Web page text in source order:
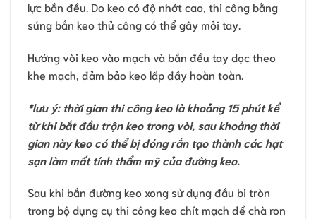
lực bắn đều. Do keo có độ nhớt cao, thi công bằng
súng bắn keo thủ công có thể gây mỏi tay.
Hướng vòi keo vào mạch và bắn đều tay dọc theo
khe mạch, đảm bảo keo lấp đầy hoàn toàn.
*lưu ý: thời gian thi công keo là khoảng 15 phút kể
từ khi bắt đầu trộn keo trong vòi, sau khoảng thời
gian này keo có thể bị đóng rắn tạo thành các hạt
sạn làm mất tính thẩm mỹ của đường keo.
Sau khi bắn đường keo xong sử dụng đầu bi tròn
trong bộ dụng cụ thi công keo chít mạch để chà ron